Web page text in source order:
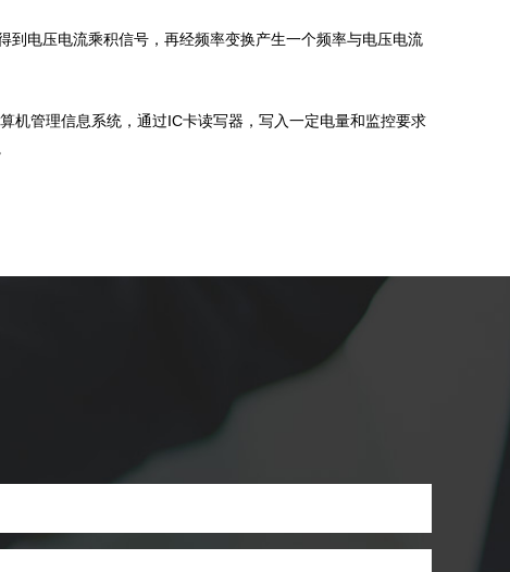
电压电流乘积信号，再经频率变换产生一个频率与电压电流
机管理信息系统，通过IC卡读写器，写入一定电量和监控要求